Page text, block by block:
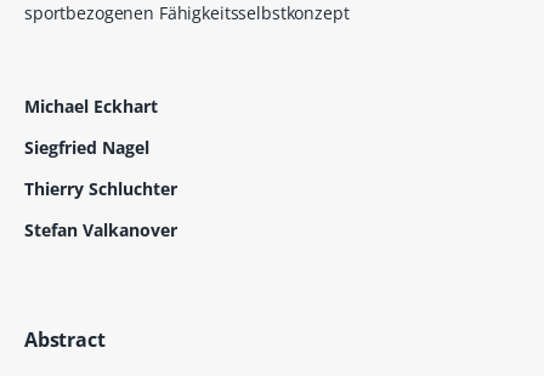
sportbezogenen Fähigkeitsselbstkonzept
Michael Eckhart
Siegfried Nagel
Thierry Schluchter
Stefan Valkanover
Abstract